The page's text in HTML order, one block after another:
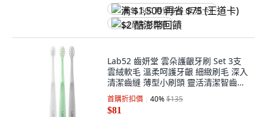
满 $1,500 再省 $75 (王道卡)
$2 酷澎幣回饋
Lab52 齒妍堂 雲朵護齦牙刷 Set 3支
雲絨軟毛 溫柔呵護牙齦 細緻刷毛 深入
清潔齒縫 薄型小刷頭 靈活清潔智齒區,
1組
首購折扣價 40%$135
$81